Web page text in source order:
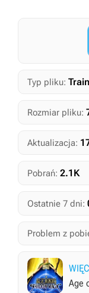
Typ pliku:
Rozmiar pliku:
Aktualizacja:
Pobrań: 2.1K
Ostatnie 7 dni:
Problem z
Age